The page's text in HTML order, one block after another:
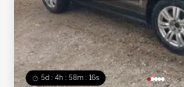
5d : 4h : 58m : 13s